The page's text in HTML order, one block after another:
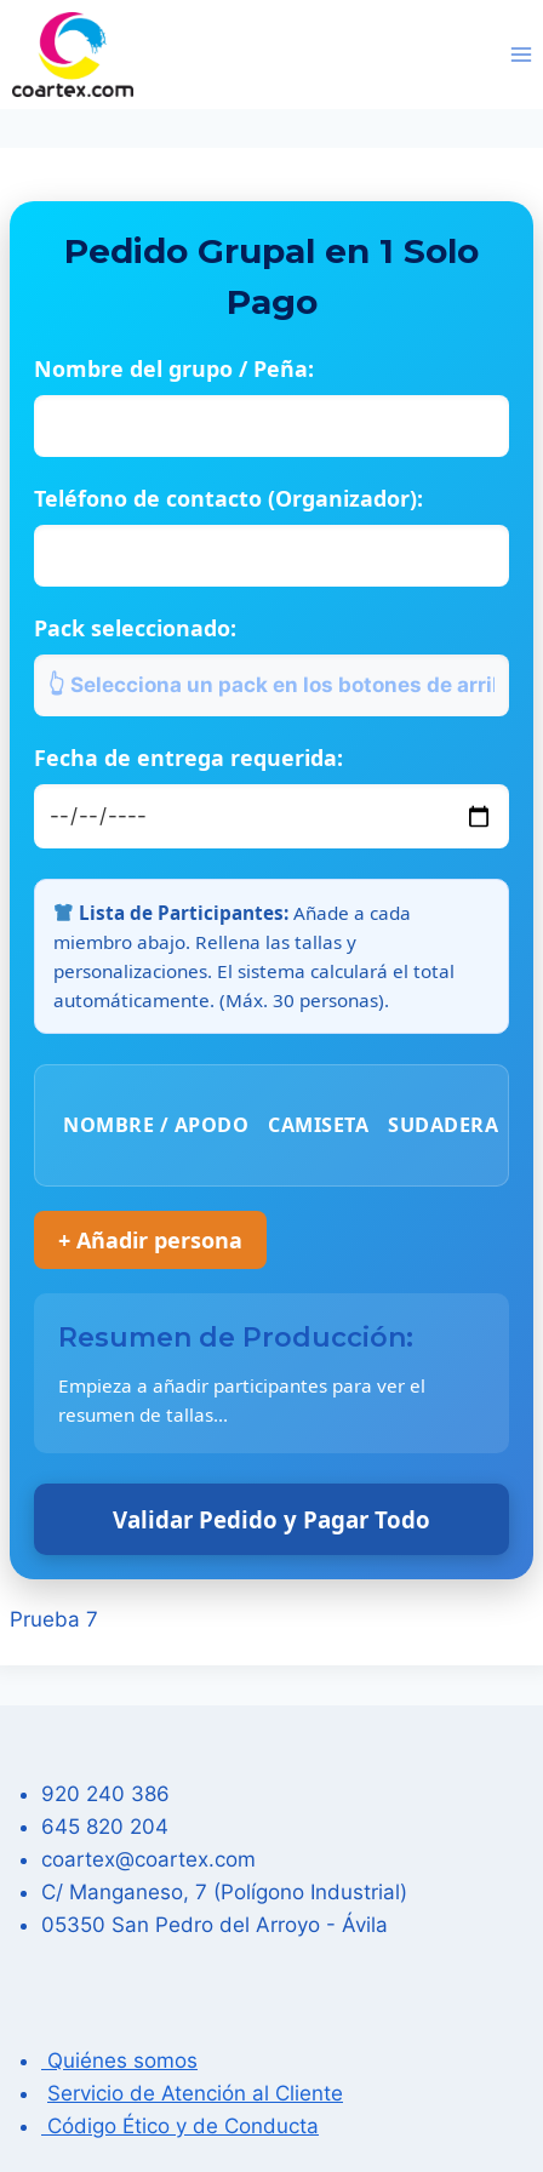
Saltar
contenido
Pedido Grupal en 1 Solo
Pago
Nombre del grupo / Peña:
Teléfono de contacto (Organizador):
Pack seleccionado:
Fecha de entrega requerida:
Lista de Participantes: Añade a cada
miembro abajo. Rellena las tallas y
personalizaciones. El sistema calculará el total
automáticamente. (Máx. 30 personas).
NOMBRE / APODO CAMISETA SUDADERA
+ Añadir persona
Resumen de Producción:
Empieza a añadir participantes para ver el
resumen de tallas...
Validar Pedido y Pagar Todo
Prueba 7
920 240 386
645 820 204
coartex@coartex.com
C/ Manganeso, 7 (Polígono Industrial)
05350 San Pedro del Arroyo - Ávila
Quiénes somos
Servicio de Atención al Cliente
Código Ético y de Conducta